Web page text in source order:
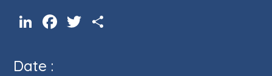
LinkedInFacebookTwitter
Date :